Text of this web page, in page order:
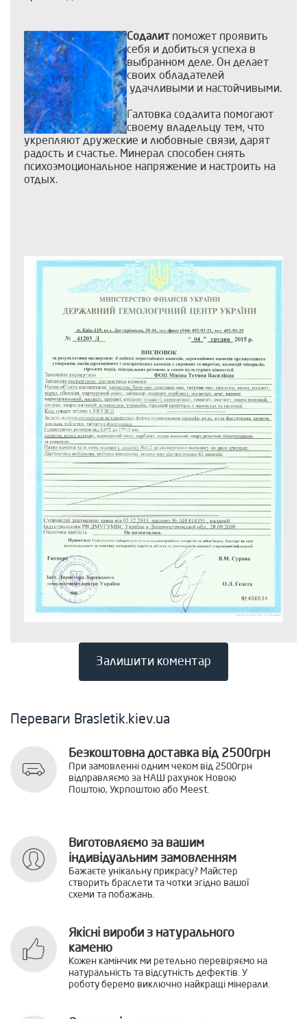
Содалитпоможет проявить
себя и добиться успеха в
выбранном деле. Он делает
своих обладателей
удачливыми и настойчивыми.
Галтовка содалита помогают
своему владельцу тем, что
укрепляют дружеские и любовные связи, дарят
радость и счастье. Минерал способен снять
психоэмоциональное напряжение и настроить на
отдых.
Залишити коментар
Переваги Brasletik.kiev.ua
Безкоштовна доставка від 2500грн
При замовленні одним чеком від 2500грн
відправляємо за НАШ рахунок Новою
Поштою, Укрпоштою або Meest.
Виготовляємо за вашим
індивідуальним замовленням
Бажаєте унікальну прикрасу? Майстер
створить браслети та чотки згідно вашої
схеми та побажань.
Якісні вироби з натурального
каменю
Кожен камінчик ми ретельно перевіряємо на
натуральність та відсутність дефектів. У
роботу беремо виключно найкращі мінерали.